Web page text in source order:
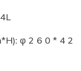
φ 2 6 0 * 4 2